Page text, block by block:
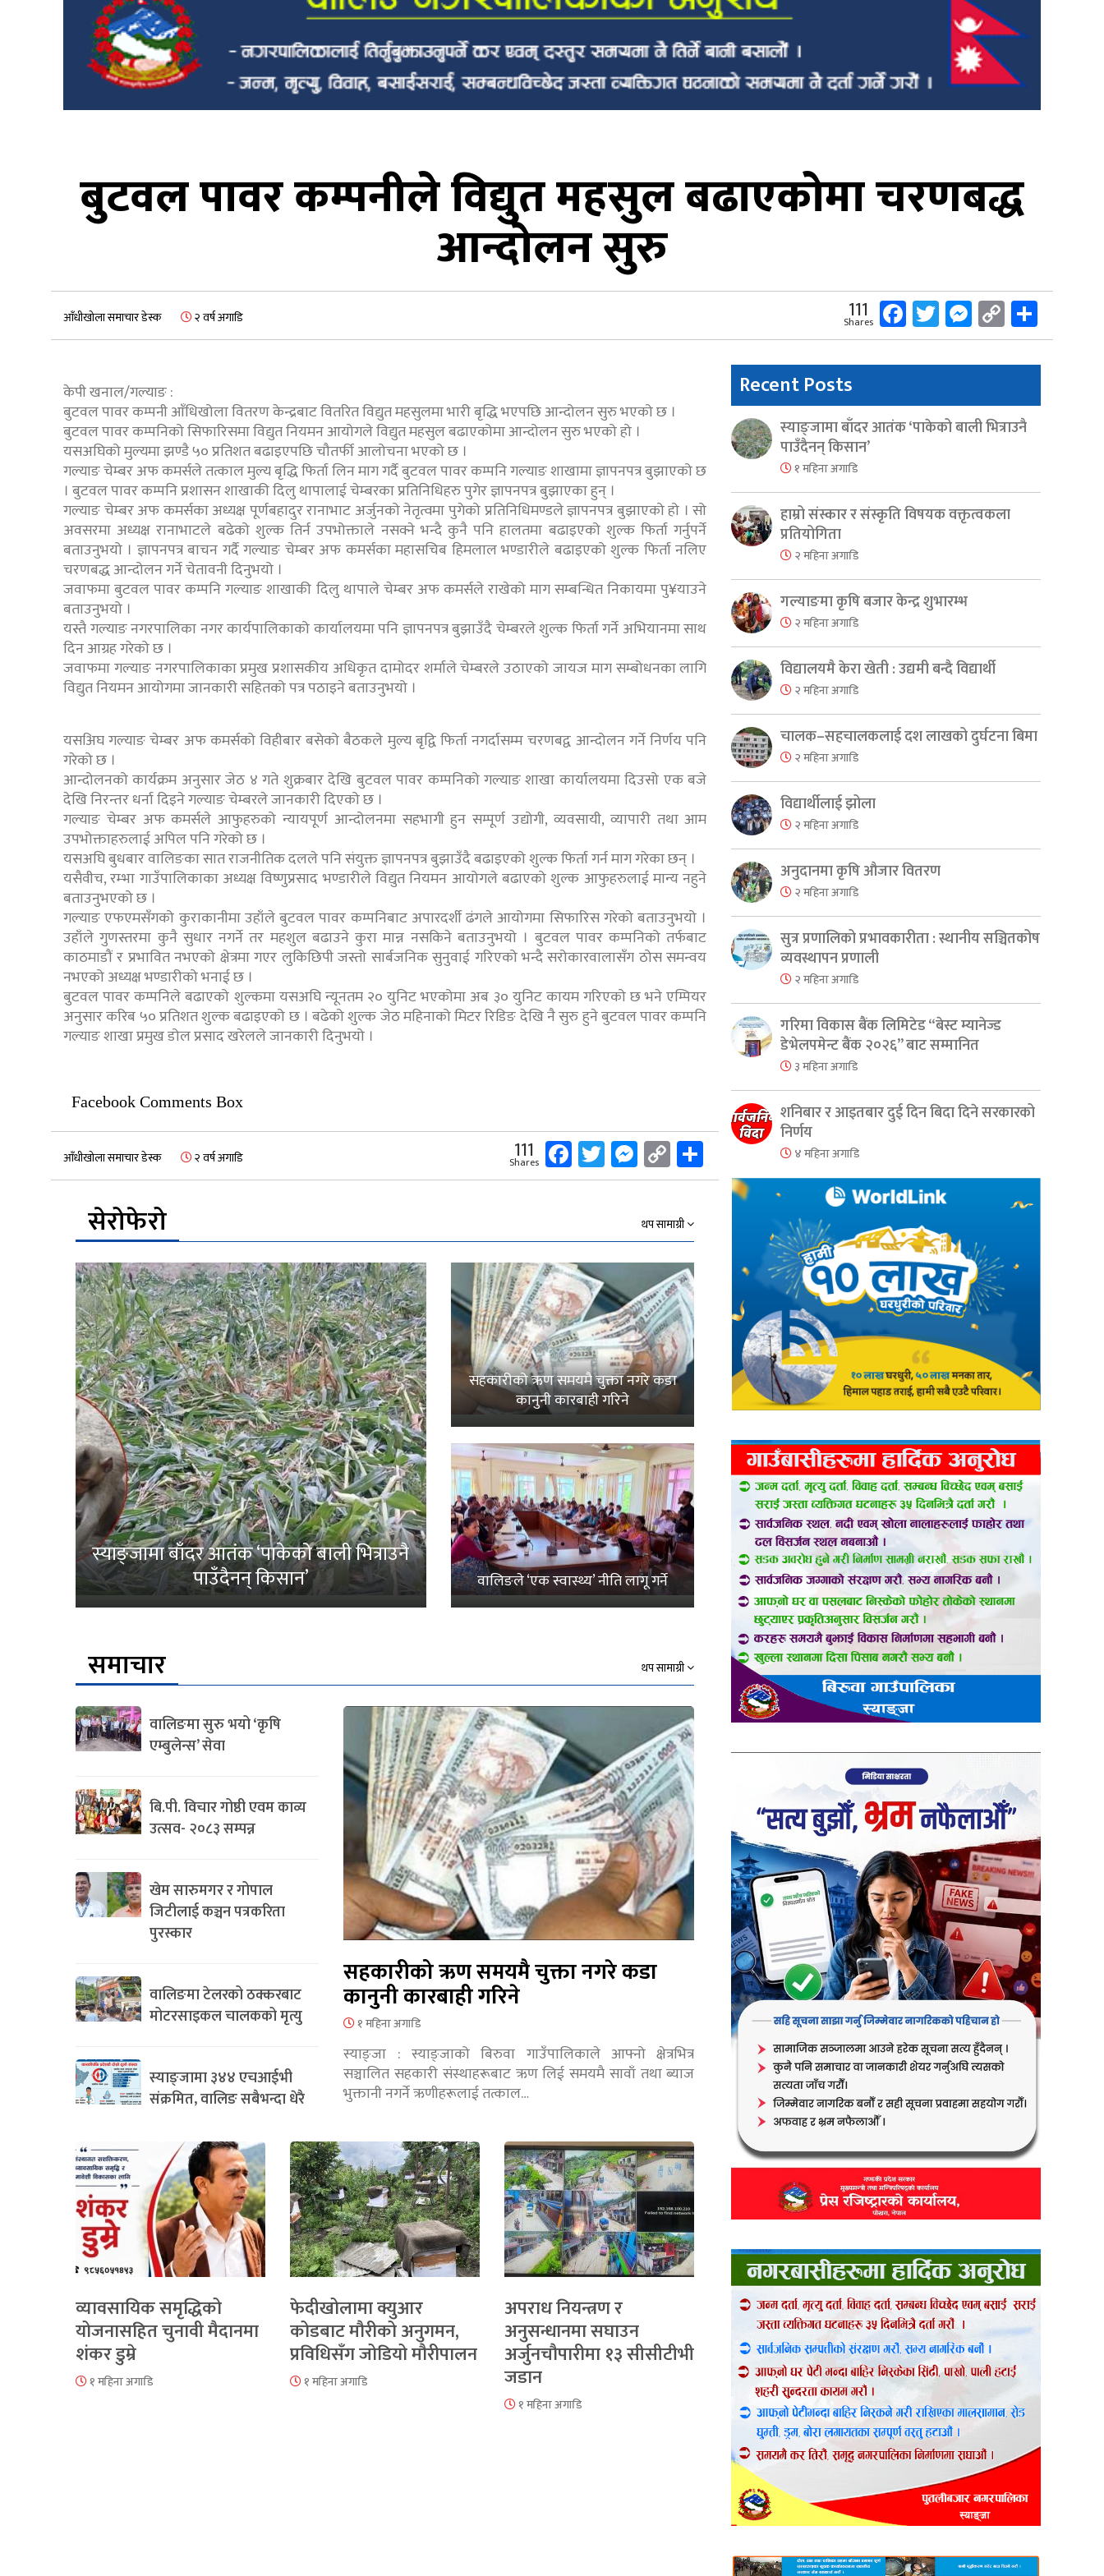
बुटवल पावर कम्पनीले विद्युत महसुल बढाएकोमा चरणबद्ध
आन्दोलन सुरु
आँधीखोला समाचार डेस्क २ वर्ष अगाडि 111
Shares Facebook
Twitter
Messenger
Copy
Link
केपी खनाल/गल्याङ :
बुटवल पावर कम्पनी आँधिखोला वितरण केन्द्रबाट वितरित विद्युत महसुलमा भारी बृद्धि भएपछि आन्दोलन सुरु भएको छ ।
बुटवल पावर कम्पनिको सिफारिसमा विद्युत नियमन आयोगले विद्युत महसुल बढाएकोमा आन्दोलन सुरु भएको हो ।
यसअघिको मुल्यमा झण्डै ५० प्रतिशत बढाइएपछि चौतर्फी आलोचना भएको छ ।
गल्याङ चेम्बर अफ कमर्सले तत्काल मुल्य बृद्धि फिर्ता लिन माग गर्दै बुटवल पावर कम्पनि गल्याङ शाखामा ज्ञापनपत्र बुझाएको छ
। बुटवल पावर कम्पनि प्रशासन शाखाकी दिलु थापालाई चेम्बरका प्रतिनिधिहरु पुगेर ज्ञापनपत्र बुझाएका हुन् ।
गल्याङ चेम्बर अफ कमर्सका अध्यक्ष पूर्णबहादुर रानाभाट अर्जुनको नेतृत्वमा पुगेको प्रतिनिधिमण्डले ज्ञापनपत्र बुझाएको हो । सो
अवसरमा अध्यक्ष रानाभाटले बढेको शुल्क तिर्न उपभोक्ताले नसक्ने भन्दै कुनै पनि हालतमा बढाइएको शुल्क फिर्ता गर्नुपर्ने
बताउनुभयो । ज्ञापनपत्र बाचन गर्दै गल्याङ चेम्बर अफ कमर्सका महासचिब हिमलाल भण्डारीले बढाइएको शुल्क फिर्ता नलिए
चरणबद्ध आन्दोलन गर्ने चेतावनी दिनुभयो ।
जवाफमा बुटवल पावर कम्पनि गल्याङ शाखाकी दिलु थापाले चेम्बर अफ कमर्सले राखेको माग सम्बन्धित निकायमा पु¥याउने
बताउनुभयो ।
यस्तै गल्याङ नगरपालिका नगर कार्यपालिकाको कार्यालयमा पनि ज्ञापनपत्र बुझाउँदै चेम्बरले शुल्क फिर्ता गर्ने अभियानमा साथ
दिन आग्रह गरेको छ ।
जवाफमा गल्याङ नगरपालिकाका प्रमुख प्रशासकीय अधिकृत दामोदर शर्माले चेम्बरले उठाएको जायज माग सम्बोधनका लागि
विद्युत नियमन आयोगमा जानकारी सहितको पत्र पठाइने बताउनुभयो ।
यसअिघ गल्याङ चेम्बर अफ कमर्सको विहीबार बसेको बैठकले मुल्य बृद्वि फिर्ता नगर्दासम्म चरणबद्व आन्दोलन गर्ने निर्णय पनि
गरेको छ ।
आन्दोलनको कार्यक्रम अनुसार जेठ ४ गते शुक्रबार देखि बुटवल पावर कम्पनिको गल्याङ शाखा कार्यालयमा दिउसो एक बजे
देखि निरन्तर धर्ना दिइने गल्याङ चेम्बरले जानकारी दिएको छ ।
गल्याङ चेम्बर अफ कमर्सले आफुहरुको न्यायपूर्ण आन्दोलनमा सहभागी हुन सम्पूर्ण उद्योगी, व्यवसायी, व्यापारी तथा आम
उपभोक्ताहरुलाई अपिल पनि गरेको छ ।
यसअघि बुधबार वालिङका सात राजनीतिक दलले पनि संयुक्त ज्ञापनपत्र बुझाउँदै बढाइएको शुल्क फिर्ता गर्न माग गरेका छन् ।
यसैवीच, रम्भा गाउँपालिकाका अध्यक्ष विष्णुप्रसाद भण्डारीले विद्युत नियमन आयोगले बढाएको शुल्क आफुहरुलाई मान्य नहुने
बताउनुभएको छ ।
गल्याङ एफएमसँगको कुराकानीमा उहाँले बुटवल पावर कम्पनिबाट अपारदर्शी ढंगले आयोगमा सिफारिस गरेको बताउनुभयो ।
उहाँले गुणस्तरमा कुनै सुधार नगर्ने तर महशुल बढाउने कुरा मान्न नसकिने बताउनुभयो । बुटवल पावर कम्पनिको तर्फबाट
काठमाडौं र प्रभावित नभएको क्षेत्रमा गएर लुकिछिपी जस्तो सार्बजनिक सुनुवाई गरिएको भन्दै सरोकारवालासँग ठोस समन्वय
नभएको अध्यक्ष भण्डारीको भनाई छ ।
बुटवल पावर कम्पनिले बढाएको शुल्कमा यसअघि न्यूनतम २० युनिट भएकोमा अब ३० युनिट कायम गरिएको छ भने एम्पियर
अनुसार करिब ५० प्रतिशत शुल्क बढाइएको छ । बढेको शुल्क जेठ महिनाको मिटर रिडिङ देखि नै सुरु हुने बुटवल पावर कम्पनि
गल्याङ शाखा प्रमुख डोल प्रसाद खरेलले जानकारी दिनुभयो ।
Facebook Comments Box
आँधीखोला समाचार डेस्क २ वर्ष अगाडि 111
Shares Facebook
Twitter
Messenger
Copy
Link
Share
सेरोफेरो
थप सामाग्री
स्याङ्जामा बाँदर आतंक ‘पाकेको बाली भित्राउनै
पाउँदैनन् किसान’
सहकारीको ऋण समयमै चुक्ता नगरे कडा
कानुनी कारबाही गरिने
वालिङले ‘एक स्वास्थ्य’ नीति लागू गर्ने
समाचार थप सामाग्री
वालिङमा सुरु भयो ‘कृषि
एम्बुलेन्स’ सेवा
बि.पी. विचार गोष्ठी एवम काव्य
उत्सव- २०८३ सम्पन्न
खेम सारुमगर र गोपाल
जिटीलाई कञ्चन पत्रकरिता
पुरस्कार
वालिङमा टेलरको ठक्करबाट
मोटरसाइकल चालकको मृत्यु
स्याङ्जामा ३४४ एचआईभी
संक्रमित, वालिङ सबैभन्दा धेरै
सहकारीको ऋण समयमै चुक्ता नगरे कडा
कानुनी कारबाही गरिने
१ महिना अगाडि
स्याङ्जा : स्याङ्जाको बिरुवा गाउँपालिकाले आफ्नो क्षेत्रभित्र
सञ्चालित सहकारी संस्थाहरूबाट ऋण लिई समयमै सावाँ तथा ब्याज
भुक्तानी नगर्ने ऋणीहरूलाई तत्काल…
व्यावसायिक समृद्धिको
योजनासहित चुनावी मैदानमा
शंकर डुम्रे
१ महिना अगाडि
फेदीखोलामा क्युआर
कोडबाट मौरीको अनुगमन,
प्रविधिसँग जोडियो मौरीपालन
१ महिना अगाडि
अपराध नियन्त्रण र
अनुसन्धानमा सघाउन
अर्जुनचौपारीमा १३ सीसीटीभी
जडान
१ महिना अगाडि
Recent Posts
स्याङ्जामा बाँदर आतंक ‘पाकेको बाली भित्राउनै
पाउँदैनन् किसान’
१ महिना अगाडि
हाम्रो संस्कार र संस्कृति विषयक वक्तृत्वकला
प्रतियोगिता
२ महिना अगाडि
गल्याङमा कृषि बजार केन्द्र शुभारम्भ
२ महिना अगाडि
विद्यालयमै केरा खेती : उद्यमी बन्दै विद्यार्थी
२ महिना अगाडि
चालक–सहचालकलाई दश लाखको दुर्घटना बिमा
२ महिना अगाडि
विद्यार्थीलाई झोला
२ महिना अगाडि
अनुदानमा कृषि औजार वितरण
२ महिना अगाडि
सुत्र प्रणालिको प्रभावकारीता : स्थानीय सञ्चितकोष
व्यवस्थापन प्रणाली
२ महिना अगाडि
गरिमा विकास बैंक लिमिटेड “बेस्ट म्यानेज्ड
डेभेलपमेन्ट बैंक २०२६” बाट सम्मानित
३ महिना अगाडि
शनिबार र आइतबार दुई दिन बिदा दिने सरकारको
निर्णय
४ महिना अगाडि